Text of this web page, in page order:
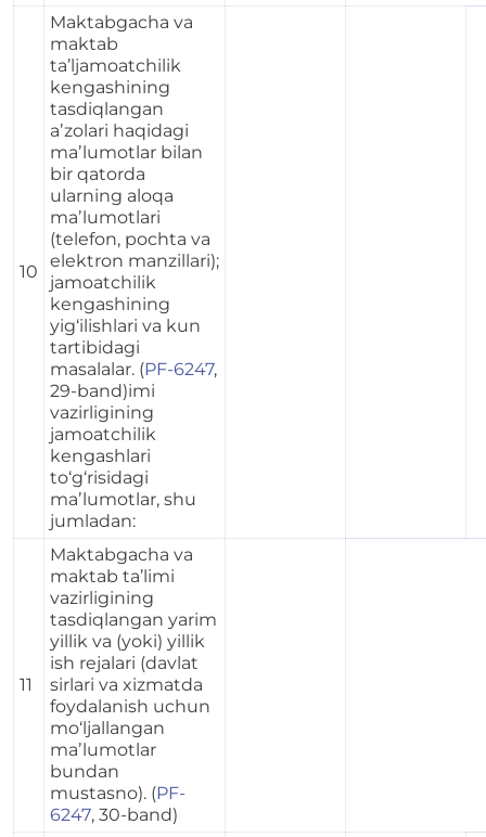
10
Maktabgacha va
maktab
ta’ljamoatchilik
kengashining
tasdiqlangan
aʼzolari haqidagi
maʼlumotlar bilan
bir qatorda
ularning aloqa
maʼlumotlari
(telefon, pochta va
elektron manzillari);
jamoatchilik
kengashining
yig‘ilishlari va kun
tartibidagi
masalalar. (PF-6247,
29-band)imi
vazirligining
jamoatchilik
kengashlari
to‘g‘risidagi
maʼlumotlar, shu
jumladan:
11
Maktabgacha va
maktab ta’limi
vazirligining
tasdiqlangan yarim
yillik va (yoki) yillik
ish rejalari (davlat
sirlari va xizmatda
foydalanish uchun
mo‘ljallangan
maʼlumotlar
bundan
mustasno). (PF-
6247, 30-band)